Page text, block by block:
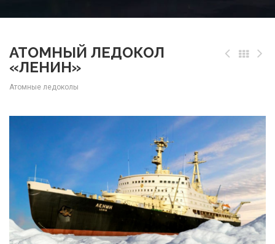
АТОМНЫЙ ЛЕДОКОЛ
«ЛЕНИН»
Атомные ледоколы